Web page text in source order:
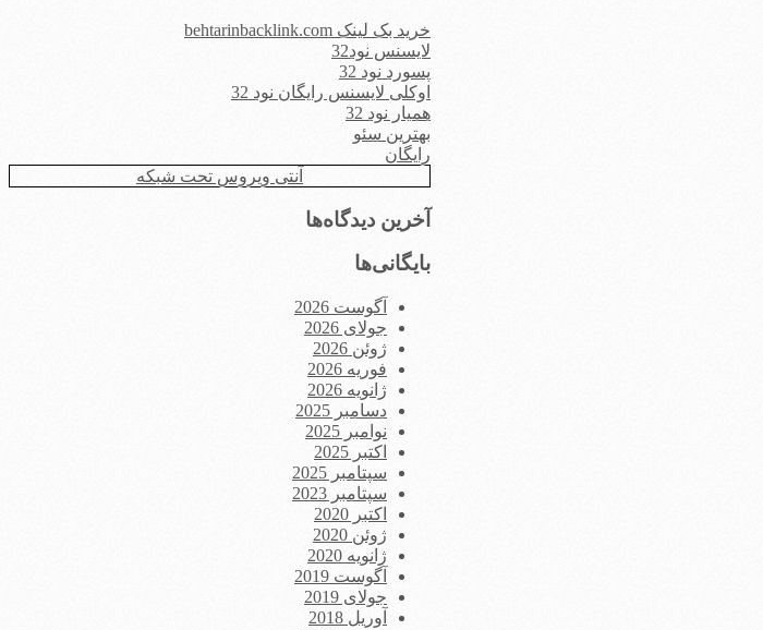
خرید بک لینک behtarinbacklink.com
لایسنس نود32
پسورد نود 32
اوکلی لایسنس رایگان نود 32
همیار نود 32
بهترین سئو
رایگان
آنتی ویروس تحت شبکه
آخرین دیدگاه‌ها
بایگانی‌ها
آگوست 2026
جولای 2026
ژوئن 2026
فوریه 2026
ژانویه 2026
دسامبر 2025
نوامبر 2025
اکتبر 2025
سپتامبر 2025
سپتامبر 2023
اکتبر 2020
ژوئن 2020
ژانویه 2020
آگوست 2019
جولای 2019
آوریل 2018